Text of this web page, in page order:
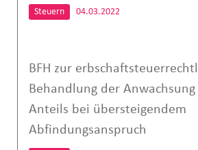
Steuern 04.03.2022
BFH zur
Behandlung der Anwachsung
Anteils bei übersteigendem
Abfindungsanspruch